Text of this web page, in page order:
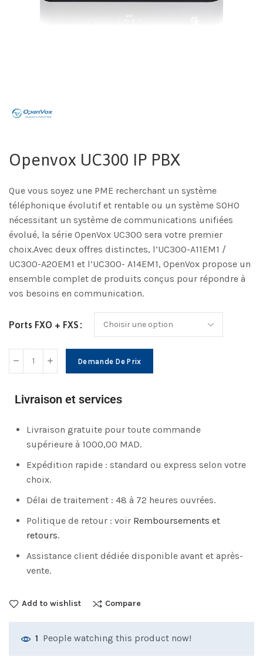
Openvox UC300 IP PBX
Que vous soyez une PME recherchant un système
téléphonique évolutif et rentable ou un système SOHO
nécessitant un système de communications unifiées
évolué, la série OpenVox UC300 sera votre premier
choix.Avec deux offres distinctes, l’UC300-A11EM1 /
UC300-A20EM1 et l’UC300- A14EM1, OpenVox propose un
ensemble complet de produits conçus pour répondre à
vos besoins en communication.
Ports FXO + FXS
Demande De Prix
Livraison et services
Livraison gratuite pour toute commande
supérieure à 1000,00 MAD.
Expédition rapide : standard ou express selon votre
choix.
Délai de traitement : 48 à 72 heures ouvrées.
Politique de retour : voir Remboursements et
retours.
Assistance client dédiée disponible avant et après-
vente.
Add to wishlist Compare
1 People watching this product now!